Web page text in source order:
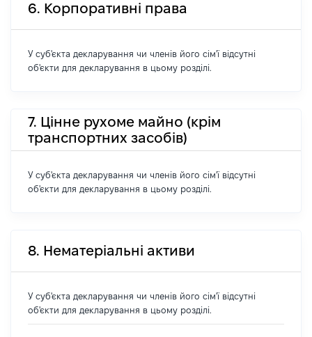
6. Корпоративні права
У суб'єкта декларування чи членів його сім'ї відсутні
об'єкти для декларування в цьому розділі.
7. Цінне рухоме майно (крім
транспортних засобів)
У суб'єкта декларування чи членів його сім'ї відсутні
об'єкти для декларування в цьому розділі.
8. Нематеріальні активи
У суб'єкта декларування чи членів його сім'ї відсутні
об'єкти для декларування в цьому розділі.